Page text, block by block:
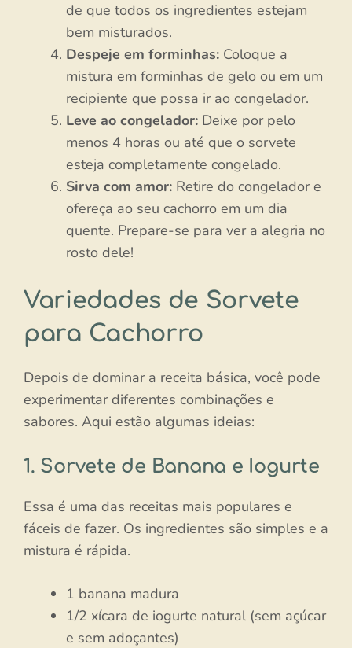
de que todos os ingredientes estejam
bem misturados.
Despeje em forminhas: Coloque a
mistura em forminhas de gelo ou em um
recipiente que possa ir ao congelador.
Leve ao congelador: Deixe por pelo
menos 4 horas ou até que o sorvete
esteja completamente congelado.
Sirva com amor: Retire do congelador e
ofereça ao seu cachorro em um dia
quente. Prepare-se para ver a alegria no
rosto dele!
Variedades de Sorvete
para Cachorro
Depois de dominar a receita básica, você pode
experimentar diferentes combinações e
sabores. Aqui estão algumas ideias:
1. Sorvete de Banana e Iogurte
Essa é uma das receitas mais populares e
fáceis de fazer. Os ingredientes são simples e a
mistura é rápida.
1 banana madura
1/2 xícara de iogurte natural (sem açúcar
e sem adoçantes)